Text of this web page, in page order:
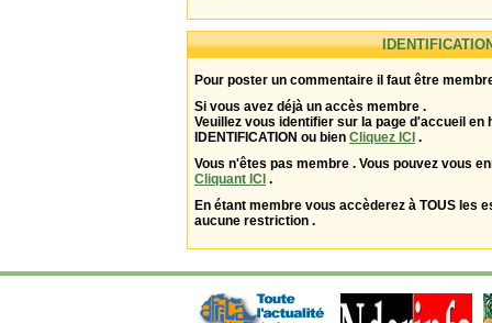
Pour poster un commentaire il faut être
Si vous avez déjà un accès membre .
Veuillez vous identifier sur la page d'accueil en
IDENTIFICATION ou bien Cliquez ICI .
Vous n'êtes pas membre . Vous pouvez vous
Cliquant ICI .
En étant membre vous accèderez à TOUS les
aucune restriction .